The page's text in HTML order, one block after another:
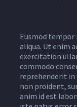
Eusmod
aliqua. Ut enim
exercitation
commodo
reprehenderit
non proident,
anim id est